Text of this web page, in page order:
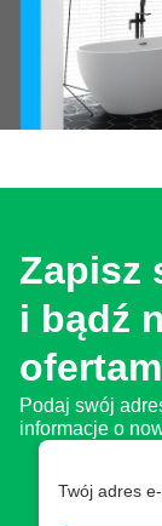
Zapisz
i bądź
Podaj swój
informacje o
Twój adres